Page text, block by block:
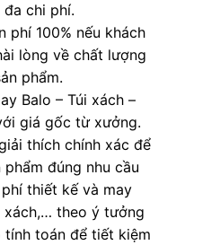
chi phí.
phí 100% nếu khách
lòng về chất lượng
phẩm.
Balo – Túi xách –
giá gốc từ xưởng.
thích chính xác để
đúng nhu cầu
thiết kế và may
xách,… theo ý tưởng
toán để tiết kiệm